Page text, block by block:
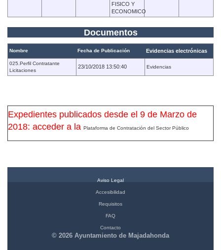
FISICO Y
ECONOMICO
Documentos
Nombre Fecha de Publicación Evidencias electrónicas
025.Perfil Contratante
Licitaciones
23/10/2018 13:50:40 Evidencias
Expedientes publicados desde el 9 de Marzo de
2018: acceder a la Plataforma de Contratación del Sector Público
Aviso Legal
Accesibilidad
Requisitos
FAQ
Contacto
© 2026 Ayuntamiento de Majadahonda